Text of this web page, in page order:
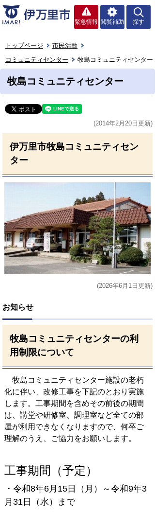
緊急情報 閲覧補助 探す
トップページ
市民活動
コミュニティセンター
牧島コミュニティセンター
牧島コミュニティセンター
(2014年2月20日更新)
伊万里市牧島コミュニティセン
ター
(2026年6月1日更新)
お知らせ
牧島コミュニティセンターの利
用制限について
牧島コミュニティセンター施設の老朽
化に伴い、改修工事を下記のとおり実施
します。工事期間を含めその前後の期間
は、講堂や研修室、調理室など全ての部
屋が利用できなくなりますので、何卒ご
理解のうえ、ご協力をお願いします。
工事期間（予定）
・令和8年6月15日（月）～令和9年3
月31日（水）まで